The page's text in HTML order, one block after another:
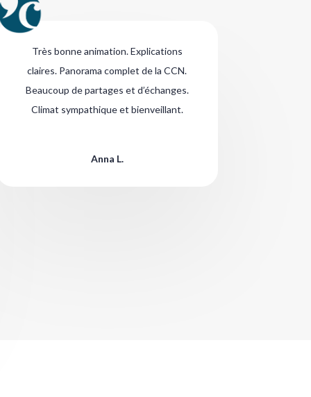
Très bonne animation. Explications
claires. Panorama complet de la CCN.
Beaucoup de partages et d’échanges.
Climat sympathique et bienveillant.
Anna L.